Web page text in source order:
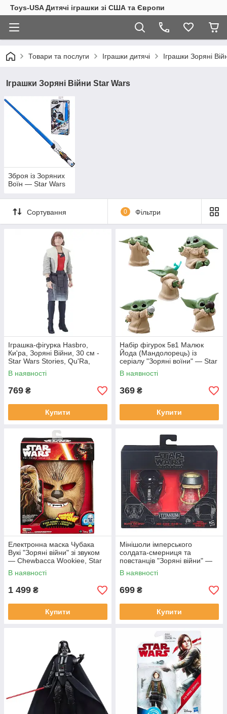
Toys-USA Дитячі іграшки зі США та Європи
Товари та послуги Іграшки дитячі Іграшки Зоряні
Іграшки Зоряні Війни Star Wars
Зброя із Зоряних
Воїн — Star Wars
Сортування 0 Фільтри
Іграшка-фігурка Hasbro,
Ки'ра, Зоряні Війни, 30 см -
Star Wars Stories, Qu'Ra,
Titan Hero Series
В наявності
769 ₴
Купити
Набір фігурок 5в1 Малюк
Йода (Мандолорець) із
серіалу "Зоряні воїни" — Star
Wars, Mandalorian, 6 см #1
В наявності
369 ₴
Купити
Електронна маска Чубака
Вукі "Зоряні війни" зі звуком
— Chewbacca Wookiee, Star
Wars, Hasbro
В наявності
1 499 ₴
Купити
Мінішоли імперського
солдата-смерниця та
повстанців "Зоряні війни" —
Star Wars, Black Series,
Hasbro
В наявності
699 ₴
Купити